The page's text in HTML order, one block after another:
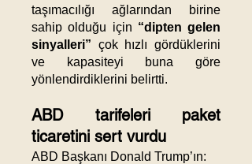
taşımacılığı ağlarından birine
sahip olduğu için “dipten gelen
sinyalleri” çok hızlı gördüklerini
ve kapasiteyi buna göre
yönlendirdiklerini belirtti.
ABD tarifeleri paket
ticaretini sert vurdu
ABD Başkanı Donald Trump’ın: